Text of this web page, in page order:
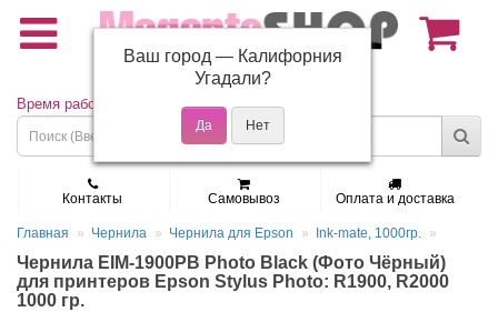
(495) 150-01-37
Время работы: Пн - Пт 9:30 - 19:00
Контакты Самовывоз Оплата и доставка
Главная Чернила Чернила для Epson Ink-mate, 1000гр.
Чернила EIM-1900PB Photo Black (Фото Чёрный)
для принтеров Epson Stylus Photo: R1900, R2000
1000 гр.
Ваш город — Калифорния
Угадали?